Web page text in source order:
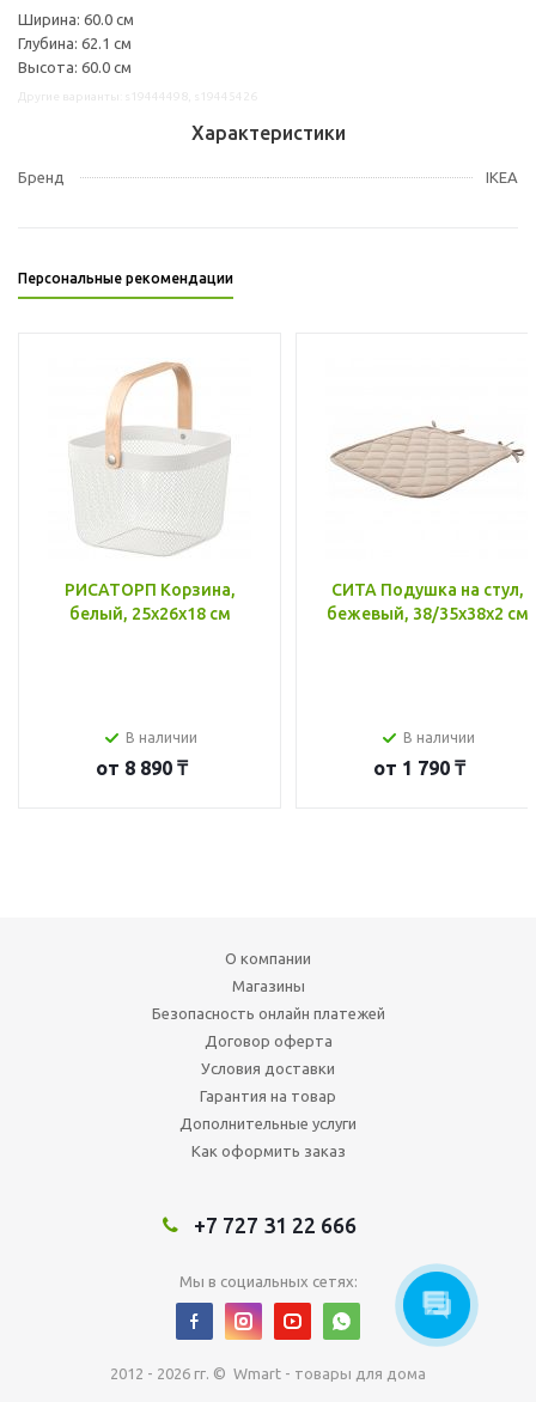
Ширина: 60.0 см
Глубина: 62.1 см
Высота: 60.0 см
Характеристики
Бренд IKEA
Персональные рекомендации
РИСАТОРП Корзина,
белый, 25x26x18 см
В наличии
от 8 890 ₸
СИТА Подушка на стул,
бежевый, 38/35x38x2 см
В наличии
от 1 790 ₸
О компании
Магазины
Безопасность онлайн платежей
Договор оферта
Условия доставки
Гарантия на товар
Дополнительные услуги
Как оформить заказ
+7 727 31 22 666
Мы в социальных сетях:
2012 - 2026 гг. © Wmart - товары для дома